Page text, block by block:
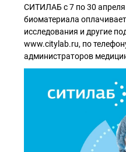
СИТИЛАБ с 7 по 30
биоматериала
исследования и другие
www.citylab.ru, по
администраторов